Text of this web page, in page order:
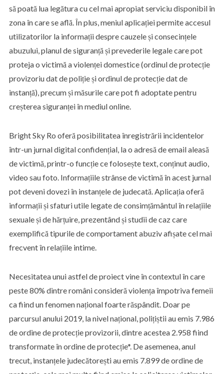
să poată lua legătura cu cel mai apropiat serviciu disponibil în
zona în care se află. În plus, meniul aplicației permite accesul
utilizatorilor la informații despre cauzele și consecințele
abuzului, planul de siguranță și prevederile legale care pot
proteja o victimă a violenței domestice (ordinul de protecție
provizoriu dat de poliție și ordinul de protecție dat de
instanță), precum și măsurile care pot fi adoptate pentru
creșterea siguranței în mediul online.
Bright Sky Ro oferă posibilitatea înregistrării incidentelor
într-un jurnal digital confidențial, la o adresă de email aleasă
de victimă, printr-o funcție ce folosește text, conținut audio,
video sau foto. Informațiile strânse de victimă în acest jurnal
pot deveni dovezi în instanțele de judecată. Aplicația oferă
informații și sfaturi utile legate de consimțământul în relațiile
sexuale și de hărțuire, prezentând și studii de caz care
exemplifică tipurile de comportament abuziv afișate cel mai
frecvent în relațiile intime.
Necesitatea unui astfel de proiect vine în contextul în care
peste 80% dintre români consideră violența împotriva femeii
ca fiind un fenomen național foarte răspândit. Doar pe
parcursul anului 2019, la nivel național, polițiștii au emis 7.986
de ordine de protecție provizorii, dintre acestea 2.958 fiind
transformate în ordine de protecție*. De asemenea, anul
trecut, instanțele judecătorești au emis 7.899 de ordine de